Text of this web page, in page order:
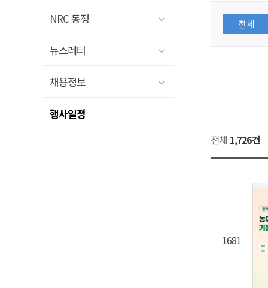
NRC 동정
뉴스레터
채용정보
행사일정
전체
전체 1,726건
1681